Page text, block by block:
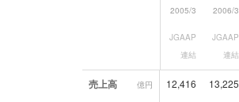
業績データ一覧
2005/3 2006/3
JGAAP
連結
JGAAP
連結
売上高 億円 12,416 13,225